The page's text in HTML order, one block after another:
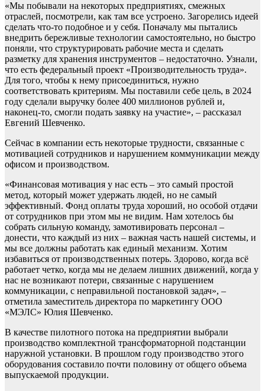
«Мы побывали на некоторых предприятиях, смежных
отраслей, посмотрели, как там все устроено. Загорелись идеей
сделать что-то подобное и у себя. Поначалу мы пытались
внедрить бережливые технологии самостоятельно, но быстро
поняли, что структурировать рабочие места и сделать
разметку для хранения инструментов – недостаточно. Узнали,
что есть федеральный проект «Производительность труда».
Для того, чтобы к нему присоединиться, нужно
соответствовать критериям. Мы поставили себе цель, в 2024
году сделали выручку более 400 миллионов рублей и,
наконец-то, смогли подать заявку на участие», – рассказал
Евгений Шевченко.
Сейчас в компании есть некоторые трудности, связанные с
мотивацией сотрудников и нарушением коммуникации между
офисом и производством.
«Финансовая мотивация у нас есть – это самый простой
метод, который может удержать людей, но не самый
эффективный. Фонд оплаты труда хороший, но особой отдачи
от сотрудников при этом мы не видим. Нам хотелось бы
собрать сильную команду, замотивировать персонал –
донести, что каждый из них – важная часть нашей системы, и
мы все должны работать как единый механизм. Хотим
избавиться от производственных потерь. Здорово, когда всё
работает четко, когда мы не делаем лишних движений, когда у
нас не возникают потери, связанные с нарушением
коммуникации, с неправильной постановкой задач», –
отметила заместитель директора по маркетингу ООО
«МЭЛС» Юлия Шевченко.
В качестве пилотного потока на предприятии выбрали
производство комплектной трансформаторной подстанции
наружной установки. В прошлом году производство этого
оборудования составило почти половину от общего объема
выпускаемой продукции.